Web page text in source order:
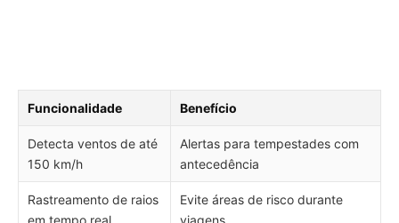
Funcionalidade Benefício
Detecta ventos de até
150 km/h
Alertas para tempestades com
antecedência
Rastreamento de raios
em tempo real
Evite áreas de risco durante
viagens